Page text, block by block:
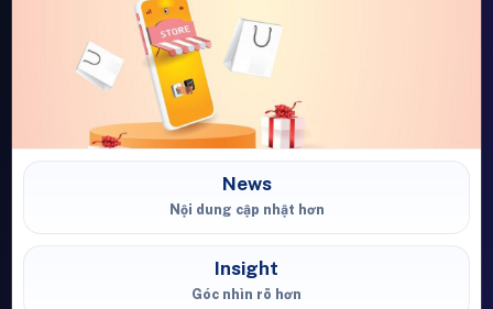
News
Nội dung cập nhật hơn
Insight
Góc nhìn rõ hơn